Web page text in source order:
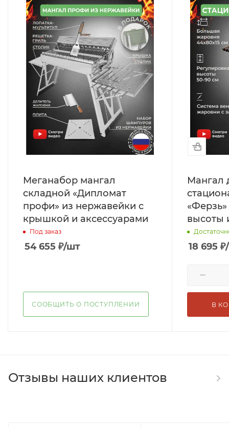
Меганабор мангал
складной «Дипломат
профи» из нержавейки с
крышкой и аксессуарами
Под заказ
54 655 ₽/шт
СООБЩИТЬ О ПОСТУПЛЕНИИ
Мангал
высоты
18 695 ₽
В
Отзывы наших клиентов